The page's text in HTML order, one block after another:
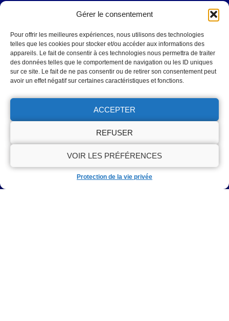
Gérer le consentement
Pour offrir les meilleures expériences, nous utilisons des technologies
telles que les cookies pour stocker et/ou accéder aux informations des
appareils. Le fait de consentir à ces technologies nous permettra de traiter
des données telles que le comportement de navigation ou les ID uniques
sur ce site. Le fait de ne pas consentir ou de retirer son consentement peut
avoir un effet négatif sur certaines caractéristiques et fonctions.
ACCEPTER
REFUSER
VOIR LES PRÉFÉRENCES
Protection de la vie privée
Couvreur Zingueur Seine-et-Marne
Couvreur Zingueur Seine-et-Marne
Nous Trouver
17 Rue de l'Écluse, 77660, Saint-Jean-les-Deux-Jumeaux
Disponible Lundi - Dimanche: 8H - 20H
OBTENIR UN DEVIS